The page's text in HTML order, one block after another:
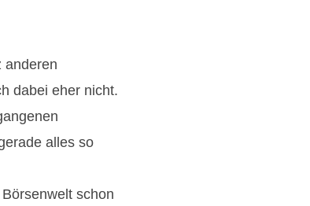
anderen
dabei eher nicht.
alles so
schon